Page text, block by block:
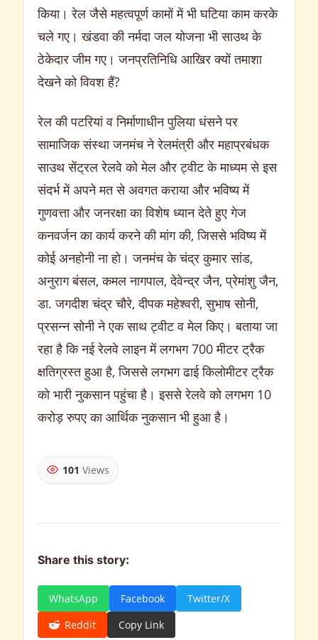
किया। रेल जैसे महत्वपूर्ण कामों में भी घटिया काम करके
चले गए। खंडवा की नर्मदा जल योजना भी साउथ के
ठेकेदार जीम गए। जनप्रतिनिधि आखिर क्यों तमाशा
देखने को विवश हैं?
रेल की पटरियां व निर्माणाधीन पुलिया धंसने पर
सामाजिक संस्था जनमंच ने रेलमंत्री और महाप्रबंधक
साउथ सेंट्रल रेलवे को मेल और ट्वीट के माध्यम से इस
संदर्भ में अपने मत से अवगत कराया और भविष्य में
गुणवत्ता और जनरक्षा का विशेष ध्यान देते हुए गेज
कनवर्जन का कार्य करने की मांग की, जिससे भविष्य में
कोई अनहोनी ना हो। जनमंच के चंद्र कुमार सांड,
अनुराग बंसल, कमल नागपाल, देवेन्द्र जैन, प्रेमांशु जैन,
डा. जगदीश चंद्र चौरे, दीपक महेश्वरी, सुभाष सोनी,
प्रसन्न सोनी ने एक साथ ट्वीट व मेल किए। बताया जा
रहा है कि नई रेलवे लाइन में लगभग 700 मीटर ट्रैक
क्षतिग्रस्त हुआ है, जिससे लगभग ढाई किलोमीटर ट्रैक
को भारी नुकसान पहुंचा है। इससे रेलवे को लगभग 10
करोड़ रुपए का आर्थिक नुकसान भी हुआ है।
101 Views
Share this story:
WhatsApp Facebook
Twitter/X
Reddit
Copy Link